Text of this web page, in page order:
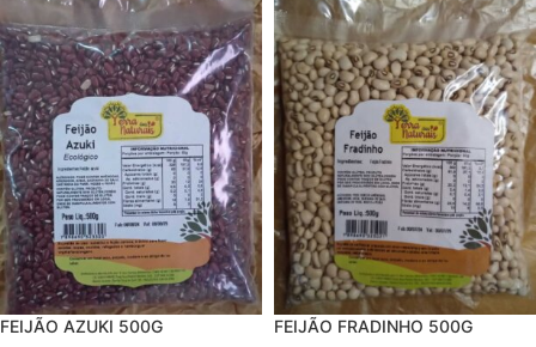
FEIJÃO AZUKI 500G FEIJÃO FRADINHO 500G